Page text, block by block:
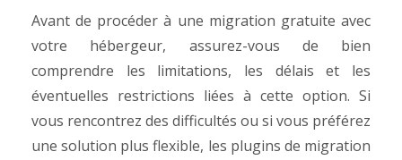
Avant de procéder à une migration gratuite avec
votre hébergeur, assurez-vous de bien
comprendre les limitations, les délais et les
éventuelles restrictions liées à cette option. Si
vous rencontrez des difficultés ou si vous préférez
une solution plus flexible, les plugins de migration